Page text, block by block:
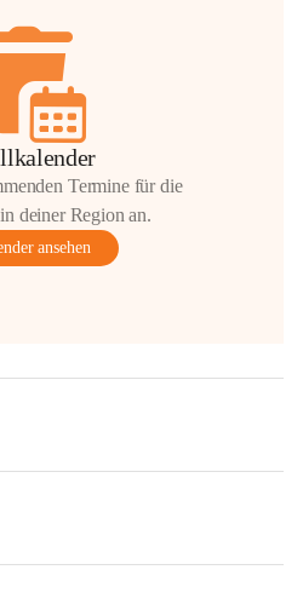
Termine für die
deiner Region an.
ansehen